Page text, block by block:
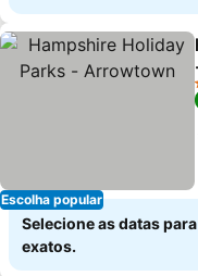
Escolha popular
Selecione as datas
exatos.